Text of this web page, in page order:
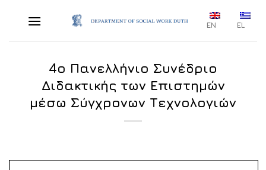
EN EL
4ο Πανελλήνιο Συνέδριο
Διδακτικής των Επιστημών
μέσω Σύγχρονων Τεχνολογιών